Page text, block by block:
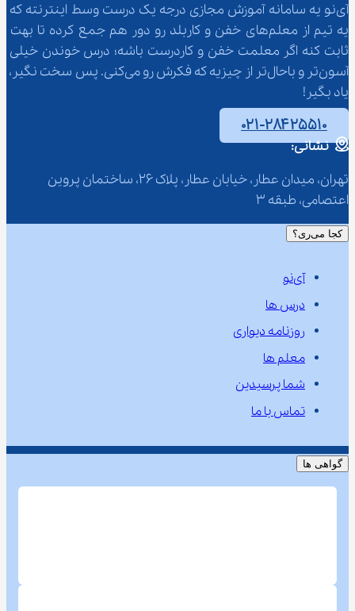
آی‌نو یه سامانه آموزش مجازی درجه یک درست وسط اینترنته که
یه تیم از معلم‌‌های خفن و کاربلد رو دور هم جمع کرده تا بهت
ثابت کنه اگر معلمت خفن و کاردرست باشه؛ درس خوندن خیلی
آسون‌تر و باحال‌تر از چیزیه که فکرش رو می‌کنی. پس سخت نگیر،
یاد بگیر!
۰۲۱-۲۸۴۲۵۵۱۰
نشانی:
تهران، میدان عطار، خیابان عطار، پلاک 26، ساختمان پروین
اعتصامی، طبقه 3
کجا می‌ری؟
آی‌نو
درس ها
روزنامه دیواری
معلم ها
شما پرسیدین
تماس با ما
گواهی ها